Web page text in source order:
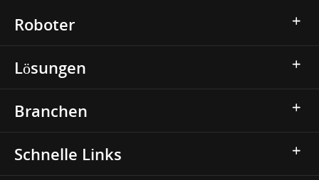
Roboter
Lösungen
Branchen
Schnelle Links